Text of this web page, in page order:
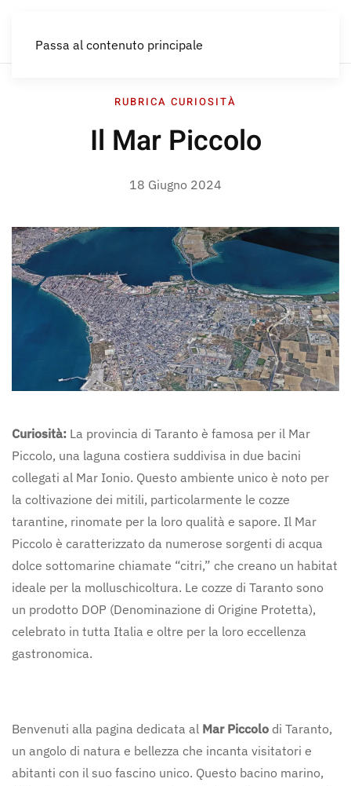
Passa al contenuto principale
RUBRICA CURIOSITÀ
Il Mar Piccolo
18 Giugno 2024
Curiosità: La provincia di Taranto è famosa per il Mar
Piccolo, una laguna costiera suddivisa in due bacini
collegati al Mar Ionio. Questo ambiente unico è noto per
la coltivazione dei mitili, particolarmente le cozze
tarantine, rinomate per la loro qualità e sapore. Il Mar
Piccolo è caratterizzato da numerose sorgenti di acqua
dolce sottomarine chiamate “citri,” che creano un habitat
ideale per la molluschicoltura. Le cozze di Taranto sono
un prodotto DOP (Denominazione di Origine Protetta),
celebrato in tutta Italia e oltre per la loro eccellenza
gastronomica.
Benvenuti alla pagina dedicata al Mar Piccolo di Taranto,
un angolo di natura e bellezza che incanta visitatori e
abitanti con il suo fascino unico. Questo bacino marino,